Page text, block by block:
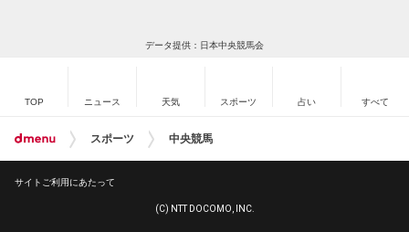
データ提供：日本中央競馬会
TOP ニュース 天気 スポーツ 占い すべて
スポーツ 中央競馬
サイトご利用にあたって
(C) NTT DOCOMO, INC.